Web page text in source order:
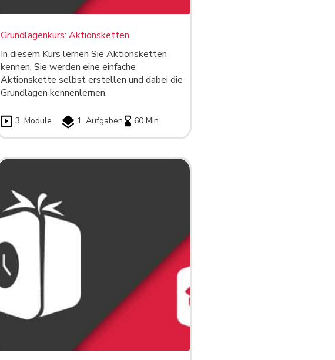
Grundlagenkurs: Aktionsketten
In diesem Kurs lernen Sie Aktionsketten
kennen. Sie werden eine einfache
Aktionskette selbst erstellen und dabei die
Grundlagen kennenlernen.
3 Module 1 Aufgaben 60 Min